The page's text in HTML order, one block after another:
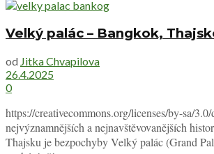
Velký palác – Bangkok,
od Jitka Chvapilova
26.4.2025
0
https://creativecommons.org/licenses/by-sa/
nejvýznamnějších a nejnavštěvovanějších
Thajsku je bezpochyby Velký palác (Grand